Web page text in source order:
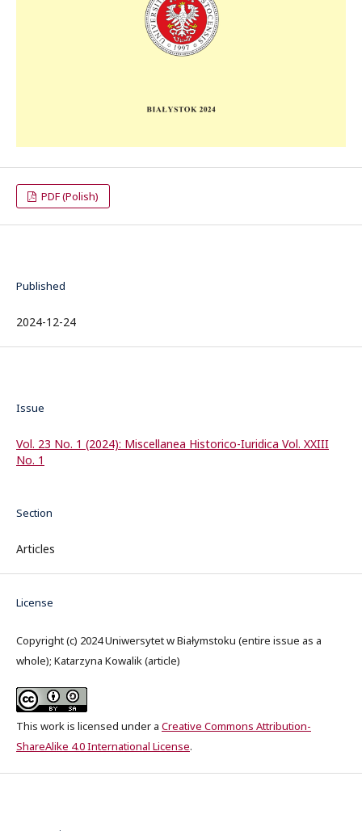
PDF (Polish)
Published
2024-12-24
Issue
Vol. 23 No. 1 (2024): Miscellanea Historico-Iuridica Vol. XXIII
No. 1
Section
Articles
License
Copyright (c) 2024 Uniwersytet w Białymstoku (entire issue as a
whole); Katarzyna Kowalik (article)
This work is licensed under a Creative Commons Attribution-
ShareAlike 4.0 International License.